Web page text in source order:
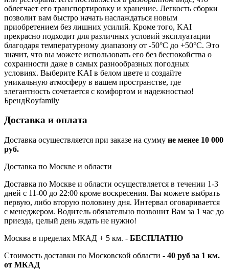
облегчает его транспортировку и хранение. Легкость сборки
позволит вам быстро начать наслаждаться новым
приобретением без лишних усилий. Кроме того, KAI
прекрасно подходит для различных условий эксплуатации
благодаря температурному диапазону от -50°C до +50°C. Это
значит, что вы можете использовать его без беспокойства о
сохранности даже в самых разнообразных погодных
условиях. Выберите KAI в белом цвете и создайте
уникальную атмосферу в вашем пространстве, где
элегантность сочетается с комфортом и надежностью!
БрендRoyfamily
Доставка и оплата
Доставка осуществляется при заказе на сумму не менее 10 000
руб.
Доставка по Москве и области
Доставка по Москве и области осуществляется в течении 1-3
дней с 11-00 до 22:00 кроме воскресения. Вы можете выбрать
первую, либо вторую половину дня. Интервал оговаривается
с менеджером. Водитель обязательно позвонит Вам за 1 час до
приезда, целый день ждать не нужно!
Москва в пределах МКАД + 5 км. - БЕСПЛАТНО
Стоимость доставки по Московской области - 40 руб за 1 км.
от МКАД